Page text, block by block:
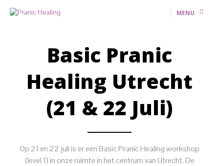
MENU
Basic Pranic
Healing Utrecht
(21 & 22 Juli)
Op 21 en 22 juli is er een Basic Pranic Healing workshop
(level 1) in onze ruimte in het centrum van Utrecht. De